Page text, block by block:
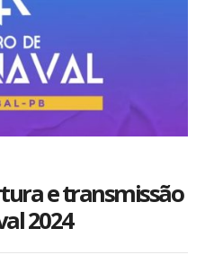
e transmissão
2024